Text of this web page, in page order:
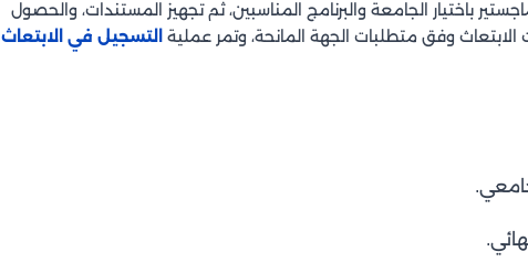
باختيار الجامعة والبرنامج المناسبين، ثم تجهيز المستندات، والحصول
وفق متطلبات الجهة المانحة، وتمر عملية
التسجيل في الابتعاث